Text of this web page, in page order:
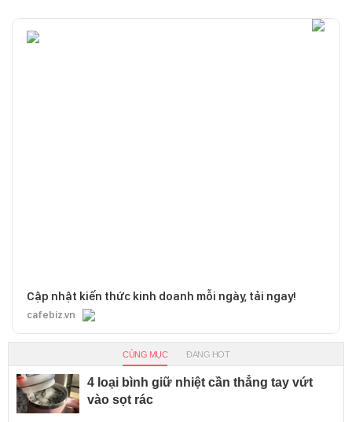
Cập nhật kiến thức kinh doanh mỗi ngày, tải ngay!
cafebiz.vn
CÙNG MỤC ĐANG HOT
4 loại bình giữ nhiệt cần thẳng tay vứt
vào sọt rác